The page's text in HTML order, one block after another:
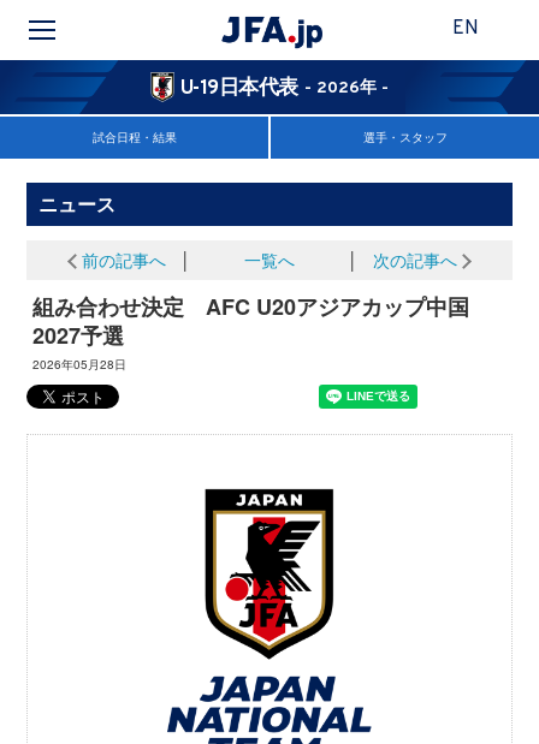
EN
U-19日本代表 - 2026年 -
試合日程・結果 選手・スタッフ
ニュース
前の記事へ 一覧へ 次の記事へ
組み合わせ決定 AFC U20アジアカップ中国
2027予選
2026年05月28日